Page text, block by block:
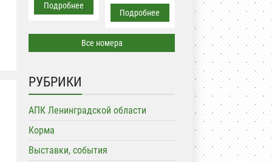
Подробнее
Подробнее
Все номера
РУБРИКИ
АПК Ленинградской области
Корма
Выставки, события